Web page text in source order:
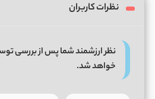
نظرات کاربران
نظر ارزشمند شما پس از بررسی
خواهد شد.